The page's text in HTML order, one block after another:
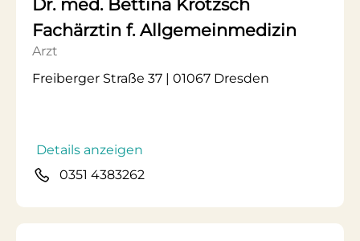
Dr. med. Bettina Krötzsch
Fachärztin f. Allgemeinmedizin
Arzt
Freiberger Straße 37 | 01067 Dresden
Details anzeigen
0351 4383262